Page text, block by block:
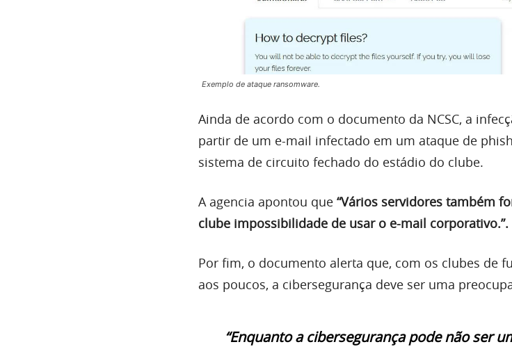
Exemplo de ataque ransomware.
Ainda de acordo com o documento da NCSC, a
partir de um e-mail infectado em um ataque de
sistema de circuito fechado do estádio do clube.
A agencia apontou que “Vários servidores também
clube impossibilidade de usar o e-mail corporativo.”.
Por fim, o documento alerta que, com os clubes de
aos poucos, a cibersegurança deve ser uma
“Enquanto a cibersegurança pode não ser